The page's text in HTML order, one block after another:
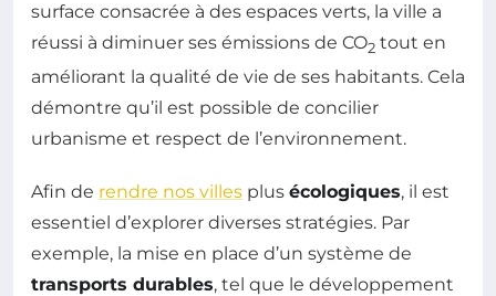
surface consacrée à des espaces verts, la ville a
réussi à diminuer ses émissions de CO2 tout en
améliorant la qualité de vie de ses habitants. Cela
démontre qu’il est possible de concilier
urbanisme et respect de l’environnement.
Afin de rendre nos villes plus écologiques, il est
essentiel d’explorer diverses stratégies. Par
exemple, la mise en place d’un système de
transports durables, tel que le développement